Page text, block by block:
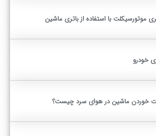
موتورسیکلت با استفاده از باتری ماشین
خودرو
خوردن ماشین در هوای سرد چیست؟